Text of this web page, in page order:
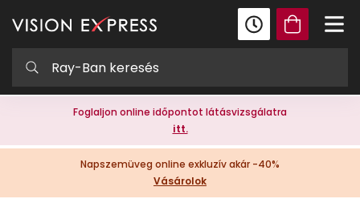
Foglaljon online időpontot látásvizsgálatra
itt.
Napszemüveg online exkluzív akár -40%
Vásárolok